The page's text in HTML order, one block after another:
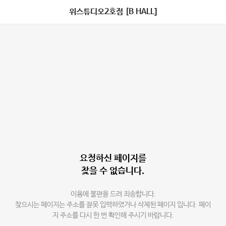
위스튜디오2호점 [B HALL]
요청하신 페이지를
찾을 수 없습니다.
이용에 불편을 드려 죄송합니다.
찾으시는 페이지는 주소를 잘못 입력하였거나 삭제된 페이지 입니다. 페이
지 주소를 다시 한 번 확인해 주시기 바랍니다.